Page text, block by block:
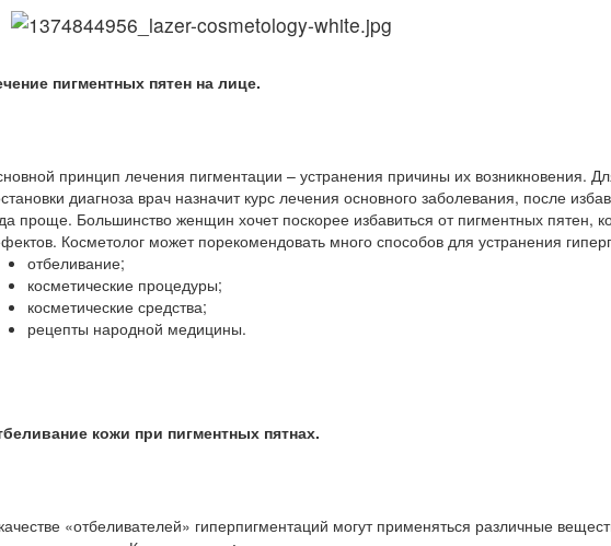
пигментных пятен на лице.
принцип лечения пигментации – устранения причины их возникновения.
диагноза врач назначит курс лечения основного заболевания, после
проще. Большинство женщин хочет поскорее избавиться от пигментных пятен,
Косметолог может порекомендовать много способов для устранения
отбеливание;
косметические процедуры;
косметические средства;
рецепты народной медицины.
кожи при пигментных пятнах.
«отбеливателей» гиперпигментаций могут применяться различные